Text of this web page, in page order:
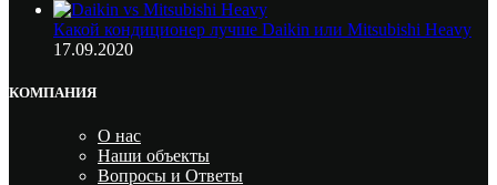
Какой кондиционер лучше Daikin или Mitsubishi Heavy
17.09.2020
КОМПАНИЯ
О нас
Наши объекты
Вопросы и Ответы